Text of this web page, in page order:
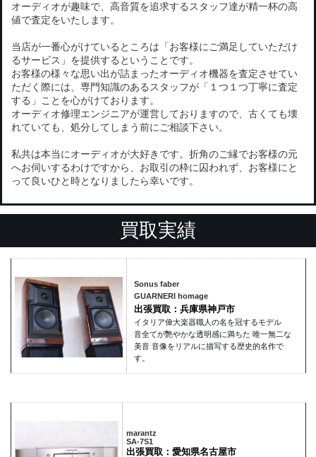
オーディオが趣味で、高音質を追求するスタッフ達が精一杯の高
値で査定をいたします。
当店が一番心がけているところは「お客様にご満足していただけ
るサービス」を提供するということです。
お客様の様々な思い出が詰まったオーディオ機器を査定させてい
ただく際には、専門知識のあるスタッフが「１つ１つ丁寧に査定
する」ことを心がけております。
オーディオ修理エンジニアが運営しておりますので、古くても壊
れていても、処分してしまう前にご相談下さい。
私共は本当にオーディオが大好きです。折角のご縁でお客様の元
へお伺いするわけですから、お取引の枠に囚われず、お客様にと
って良いひと時となりましたら幸いです。
買取実績
Sonus faber
GUARNERI homage
出張買取：兵庫県神戸市
イタリア偉大楽器職人の名を冠するモデル
音全てが艷やかな透明感に満ちた 唯一無二な
美音 音像をリアルに描写する歴史的名作で
す。
marantz
SA-7S1
出張買取：愛知県名古屋市